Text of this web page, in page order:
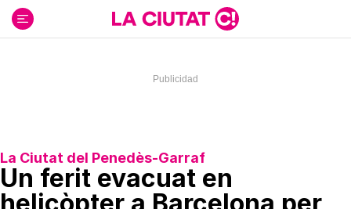
contenido
La Ciutat del Penedès-Garraf
Un ferit evacuat en
helicòpter a Barcelona per